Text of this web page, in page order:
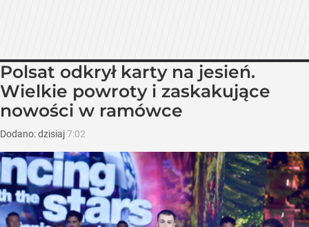
Polsat odkrył karty na jesień.
Wielkie powroty i zaskakujące
nowości w ramówce
Dodano:dzisiaj7:02